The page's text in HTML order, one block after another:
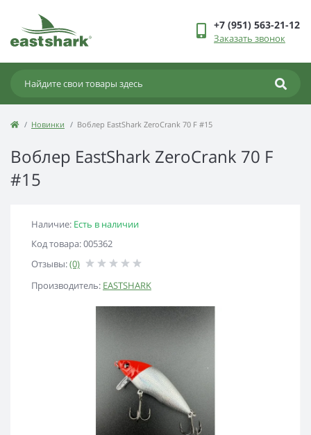
+7 (951) 563-21-12
Заказать звонок
Новинки Воблер EastShark ZeroCrank 70 F #15
Воблер EastShark ZeroCrank 70 F
#15
Наличие: Есть в наличии
Код товара: 005362
Отзывы:(0)
Производитель: EASTSHARK